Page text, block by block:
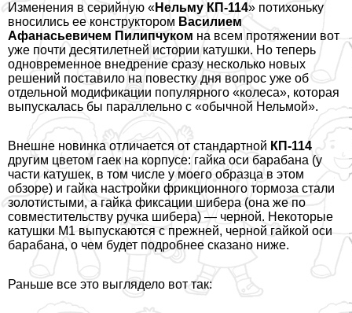
Изменения в серийную «Нельму КП-114» потихоньку
вносились ее конструктором Василием
Афанасьевичем Пилипчуком на всем протяжении вот
уже почти десятилетней истории катушки. Но теперь
одновременное внедрение сразу несколько новых
решений поставило на повестку дня вопрос уже об
отдельной модификации популярного «колеса», которая
выпускалась бы параллельно с «обычной Нельмой».
Внешне новинка отличается от стандартной КП-114
другим цветом гаек на корпусе: гайка оси баpaбана (у
части катушек, в том числе у моего образца в этом
обзоре) и гайка настройки фрикционного тормоза стали
золотистыми, а гайка фиксации шибера (она же по
совместительству ручка шибера) — черной. Некоторые
катушки М1 выпускаются с прежней, черной гайкой оси
баpaбана, о чем будет подробнее сказано ниже.
Раньше все это выглядело вот так: